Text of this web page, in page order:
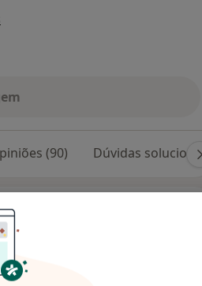
(90) Dúvidas